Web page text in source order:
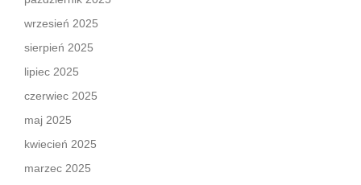
wrzesień 2025
sierpień 2025
lipiec 2025
czerwiec 2025
maj 2025
kwiecień 2025
marzec 2025